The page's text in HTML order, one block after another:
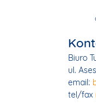
Biuro
ul.
email:
tel/fax